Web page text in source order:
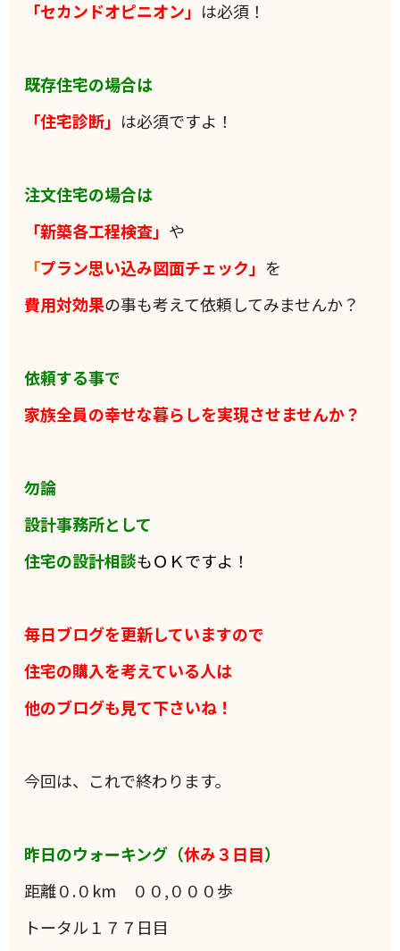
「セカンドオピニオン」 は必須！
既存住宅の場合は
「住宅診断」 は必須ですよ！
注文住宅の場合は
「新築各工程検査」 や
「プラン思い込み図面チェック」 を
費用対効果の事も考えて依頼してみませんか？
依頼する事で
家族全員の幸せな暮らしを実現させませんか？
勿論
設計事務所として
住宅の設計相談もＯＫですよ！
毎日ブログを更新していますので
住宅の購入を考えている人は
他のブログも見て下さいね！
今回は、これで終わります。
昨日のウォーキング（休み３日目）
距離０.０km ００,０００歩
トータル１７７日目